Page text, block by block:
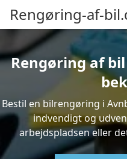
Rengøring-af-
Rengøring af
Bestil en bilrengøring i
indvendigt og
arbejdspladsen eller